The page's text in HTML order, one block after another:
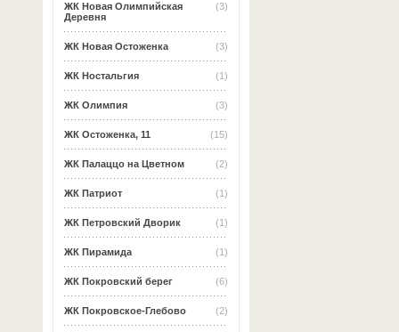
(3)
ЖК Новая Олимпийская
Деревня
(3)
ЖК Новая Остоженка
(1)
ЖК Ностальгия
(3)
ЖК Олимпия
(15)
ЖК Остоженка, 11
(2)
ЖК Палаццо на Цветном
(1)
ЖК Патриот
(1)
ЖК Петровский Дворик
(1)
ЖК Пирамида
(6)
ЖК Покровский берег
(2)
ЖК Покровское-Глебово